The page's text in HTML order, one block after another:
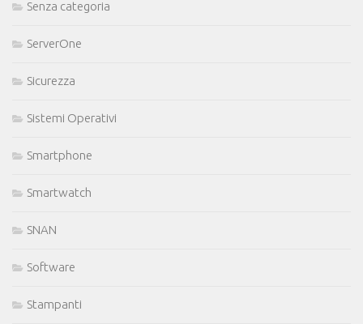
Senza categoria
ServerOne
Sicurezza
Sistemi Operativi
Smartphone
Smartwatch
SNAN
Software
Stampanti